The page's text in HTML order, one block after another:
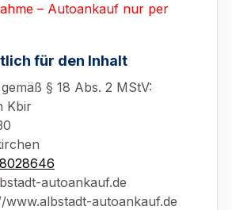
– Autoankauf nur per
für den Inhalt
§ 18 Abs. 2 MStV:
Kbir
autoankauf.de
www.albstadt-autoankauf.de